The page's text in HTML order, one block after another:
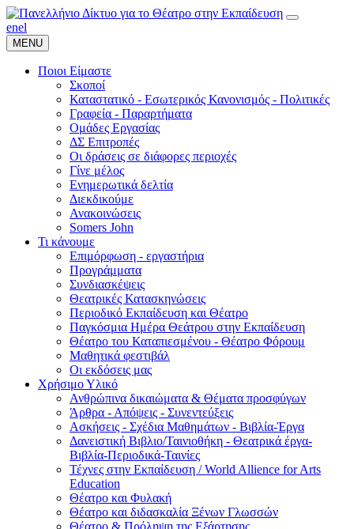
enel
MENU
Ποιοι Είμαστε
Σκοποί
Καταστατικό - Εσωτερικός Κανονισμός - Πολιτικές
Γραφεία - Παραρτήματα
Ομάδες Εργασίας
ΔΣ Επιτροπές
Οι δράσεις σε διάφορες περιοχές
Γίνε μέλος
Ενημερωτικά δελτία
Διεκδικούμε
Ανακοινώσεις
Somers John
Τι κάνουμε
Επιμόρφωση - εργαστήρια
Προγράμματα
Συνδιασκέψεις
Θεατρικές Κατασκηνώσεις
Περιοδικό Εκπαίδευση και Θέατρο
Παγκόσμια Ημέρα Θεάτρου στην Εκπαίδευση
Θέατρο του Καταπιεσμένου - Θέατρο Φόρουμ
Μαθητικά φεστιβάλ
Οι εκδόσεις μας
Χρήσιμο Υλικό
Ανθρώπινα δικαιώματα & Θέματα προσφύγων
Άρθρα - Απόψεις - Συνεντεύξεις
Ασκήσεις - Σχέδια Μαθημάτων - Βιβλία-Έργα
Δανειστική Βιβλιο/Ταινιοθήκη - Θεατρικά έργα-
Βιβλία-Περιοδικά-Ταινίες
Τέχνες στην Εκπαίδευση / World Allience for Arts
Education
Θέατρο και Φυλακή
Θέατρο και διδασκαλία Ξένων Γλωσσών
Θέατρο & Πρόληψη της Εξάρτησης